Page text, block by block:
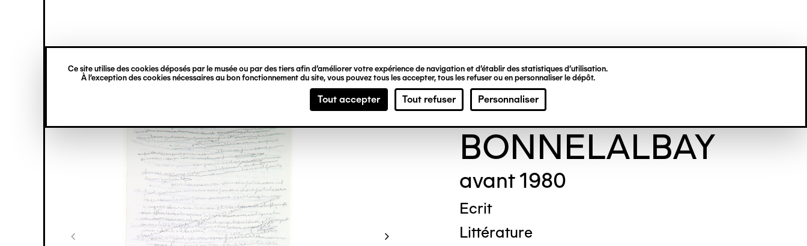
Ce site utilise des cookies déposés par le musée ou par des tiers afin d’améliorer votre expérience de navigation et d’établir des statistiques d’utilisation.
À l’exception des cookies nécessaires au bon fonctionnement du site, vous pouvez tous les accepter, tous les refuser ou en personnaliser le dépôt.
Tout accepter Tout refuser Personnaliser
principal
verticale
Thérèse
BONNELALBAY
avant 1980
Ecrit
Littérature